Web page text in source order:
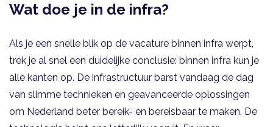
Wat doe je in de infra?
Als je een snelle blik op de vacature binnen infra werpt,
trek je al snel een duidelijke conclusie: binnen infra kun je
alle kanten op. De infrastructuur barst vandaag de dag
van slimme technieken en geavanceerde oplossingen
om Nederland beter bereik- en bereisbaar te maken. De